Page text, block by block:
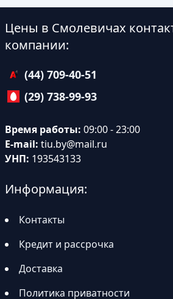
Цены в Смолевичах
компании:
(44) 709-40-51
(29) 738-99-93
Время работы: 09:00 - 23:00
E-mail: tiu.by@mail.ru
УНП: 193543133
Информация:
Контакты
Кредит и рассрочка
Доставка
Политика приватности